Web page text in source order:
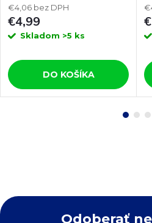
€4,06 bez DPH
€4,99
Skladom >5 ks
DO KOŠÍKA
Odoberať